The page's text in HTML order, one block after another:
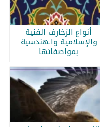
أنواع الزخارف الفنية
والإسلامية والهندسية
بمواصفاتها